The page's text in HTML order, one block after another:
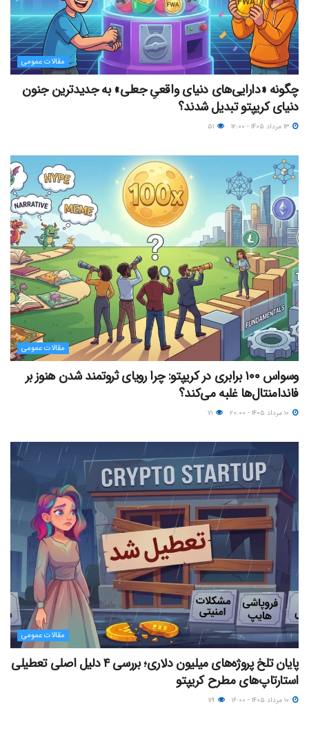
مقالات عمومی
چگونه «دارایی‌های دنیای واقعیِ جعلی» به جدیدترین جنون
دنیای کریپتو تبدیل شدند؟
مقالات عمومی
وسواس ۱۰۰ برابری در کریپتو: چرا رویای ثروتمند شدن هنوز بر
فاندامنتال‌ها غلبه می‌کند؟
مقالات عمومی
پایان تلخ پروژه‌های میلیون دلاری؛ بررسی ۴ دلیل اصلی تعطیلی
استارتاپ‌های مطرح کریپتو